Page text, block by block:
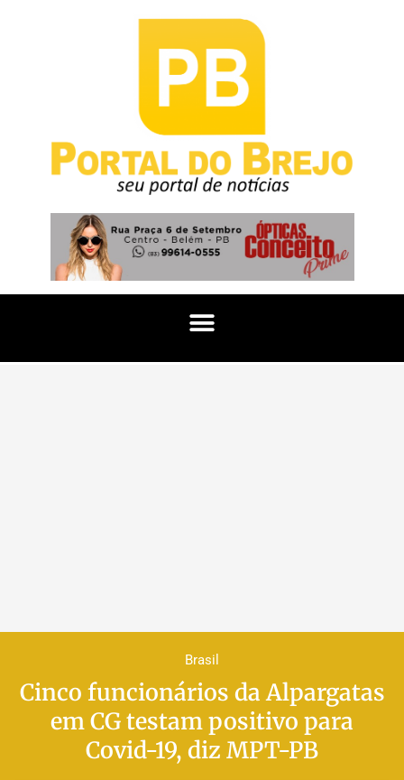
Brasil
Cinco funcionários da Alpargatas
em CG testam positivo para
Covid-19, diz MPT-PB